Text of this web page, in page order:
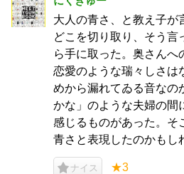
大人の青さ、と教え子が
どこを切り取り、そう言
ら手に取った。奥さんへ
恋愛のような瑞々しさは
めから漏れてゐる音なの
かな」のような夫婦の間
感じるものがあった。そ
青さと表現したのかもし
ナイス ★3